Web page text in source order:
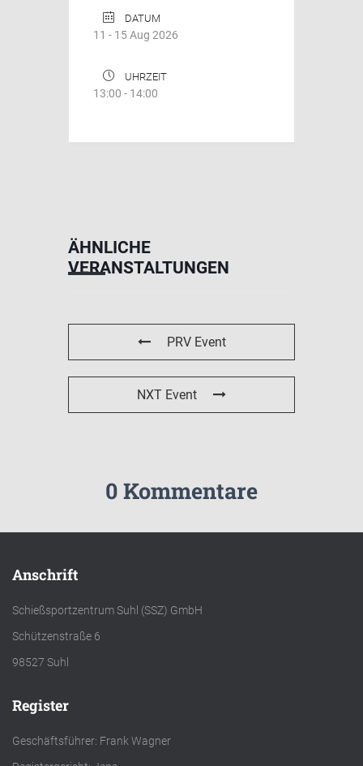
DATUM
11 - 15 Aug 2026
UHRZEIT
13:00 - 14:00
ÄHNLICHE
VERANSTALTUNGEN
PRV Event
NXT Event
0 Kommentare
Anschrift
Schießsportzentrum Suhl (SSZ) GmbH
Schützenstraße 6
98527 Suhl
Register
Geschäftsführer: Frank Wagner